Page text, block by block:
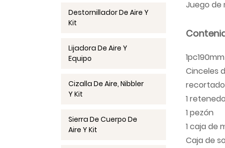
Destornillador De Aire Y
Kit
Lijadora De Aire Y
Equipo
Cizalla De Aire, Nibbler
Y Kit
Sierra De Cuerpo De
Aire Y Kit
Juego de
Cinceles
1
1 pezón
1 caja de
Caja de